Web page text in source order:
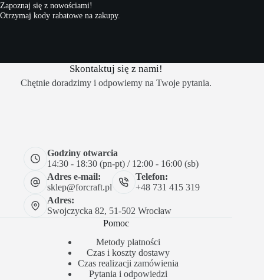
Zapoznaj się z nowościami!
Otrzymaj kody rabatowe na zakupy.
Skontaktuj się z nami!
Chętnie doradzimy i odpowiemy na Twoje pytania.
Godziny otwarcia
14:30 - 18:30 (pn-pt) / 12:00 - 16:00 (sb)
Adres e-mail:
sklep@forcraft.pl
Telefon:
+48 731 415 319
Adres:
Swojczycka 82, 51-502 Wrocław
Pomoc
Metody płatności
Czas i koszty dostawy
Czas realizacji zamówienia
Pytania i odpowiedzi